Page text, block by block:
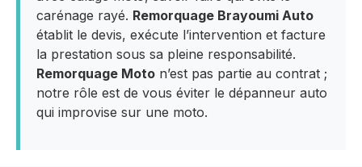
carénage rayé. Remorquage Brayoumi Auto
établit le devis, exécute l’intervention et facture
la prestation sous sa pleine responsabilité.
Remorquage Moto n’est pas partie au contrat ;
notre rôle est de vous éviter le dépanneur auto
qui improvise sur une moto.